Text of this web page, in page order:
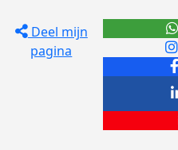
Deel mijn
pagina